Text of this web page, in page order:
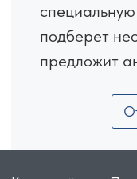
подберет
предложит